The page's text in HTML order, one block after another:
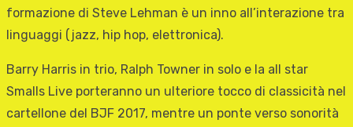
formazione di Steve Lehman è un inno all’interazione tra
linguaggi (jazz, hip hop, elettronica).
Barry Harris in trio, Ralph Towner in solo e la all star
Smalls Live porteranno un ulteriore tocco di classicità nel
cartellone del BJF 2017, mentre un ponte verso sonorità